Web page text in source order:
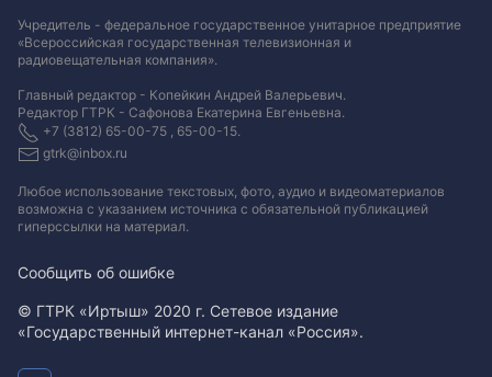
Учредитель - федеральное государственное унитарное предприятие
«Всероссийская государственная телевизионная и
радиовещательная компания».
Главный редактор - Копейкин Андрей Валерьевич.
Редактор ГТРК - Сафонова Екатерина Евгеньевна.
+7 (3812) 65-00-75 , 65-00-15.
gtrk@inbox.ru
Любое использование текстовых, фото, аудио и видеоматериалов
возможна с указанием источника с обязательной публикацией
гиперссылки на материал.
Сообщить об ошибке
© ГТРК «Иртыш» 2020 г. Сетевое издание
«Государственный интернет-канал «Россия».